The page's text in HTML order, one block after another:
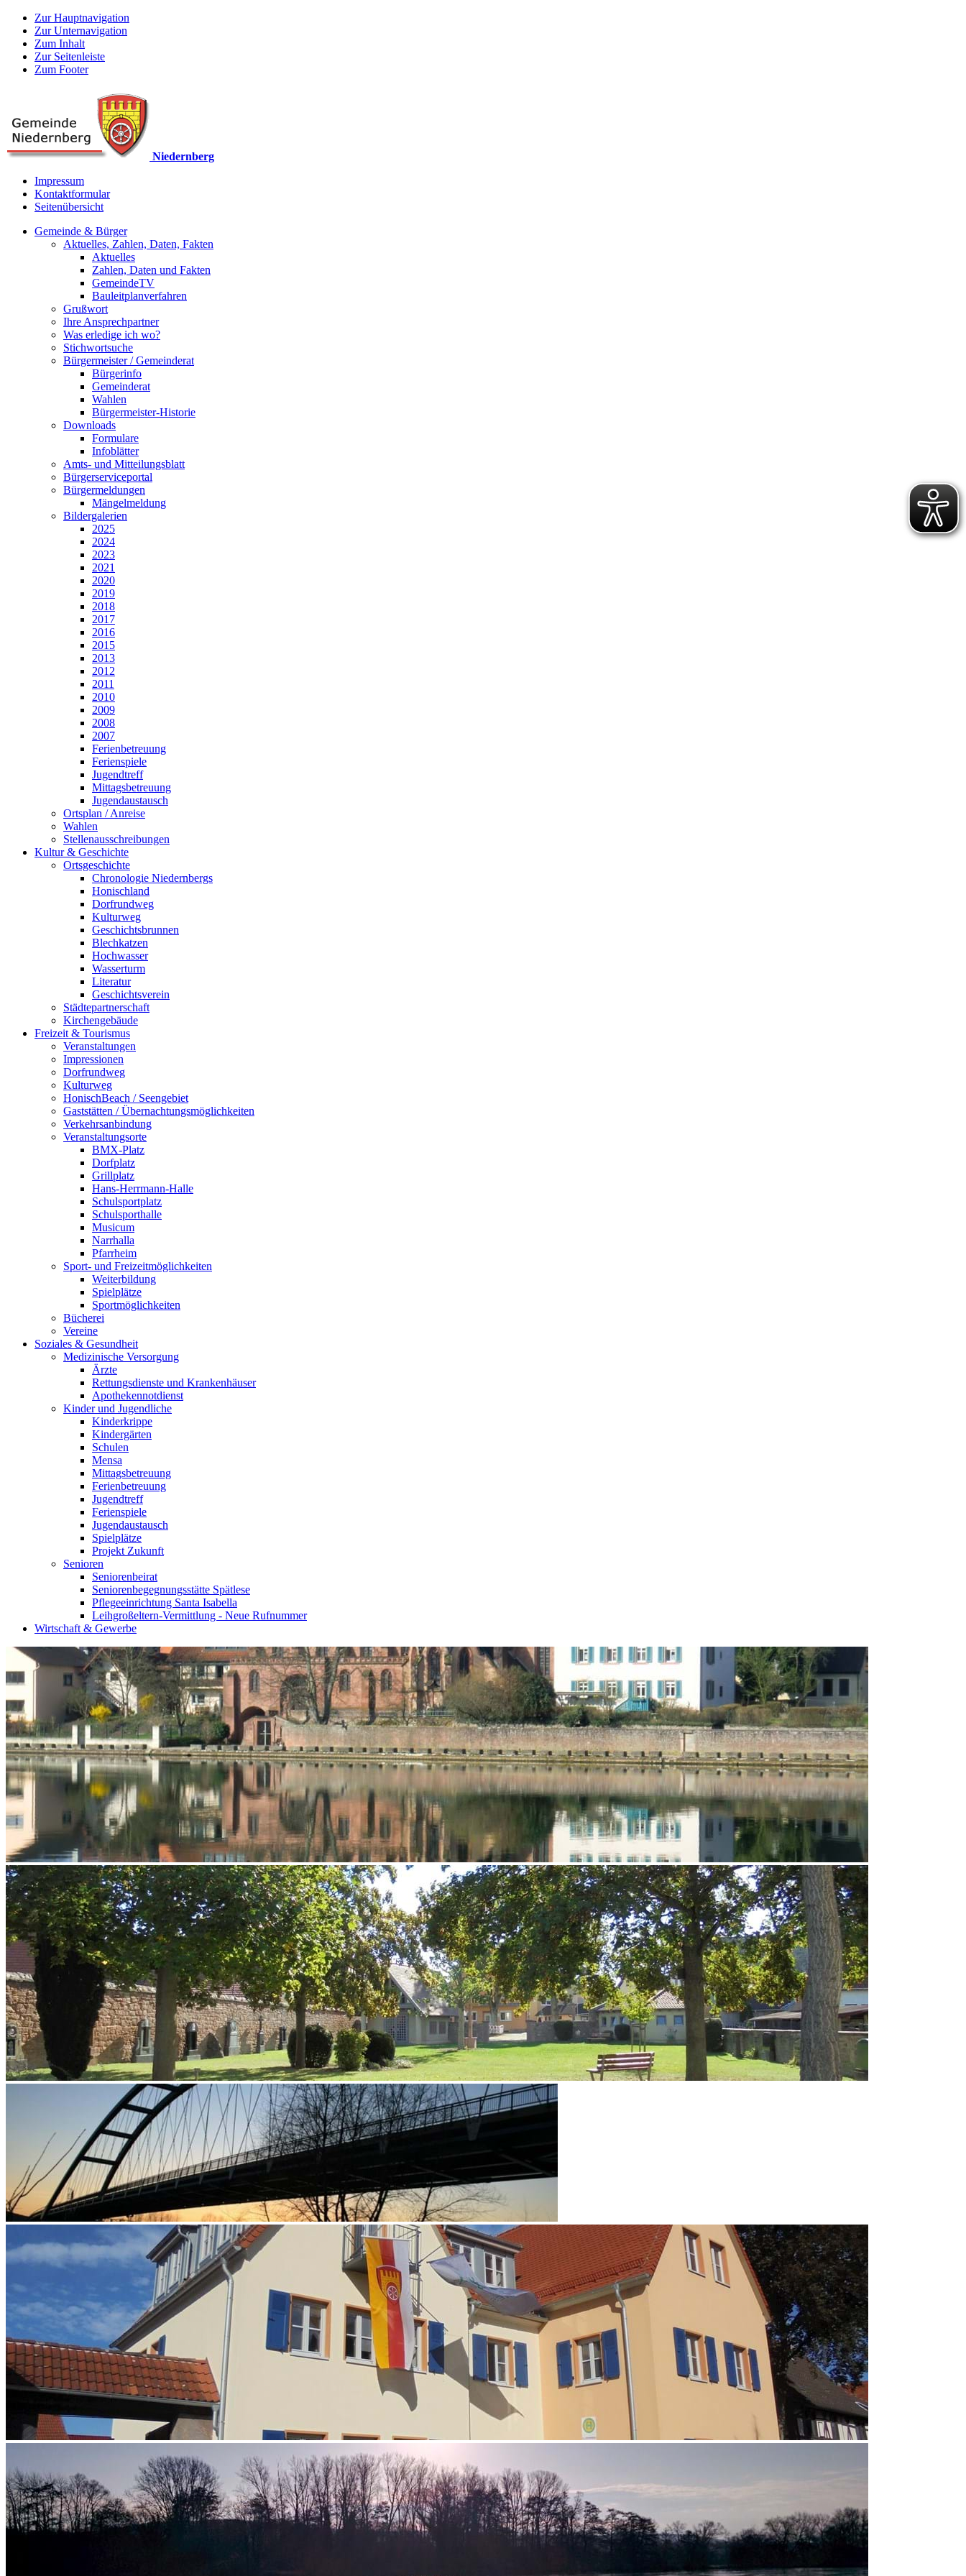
Zur Hauptnavigation
Zur Unternavigation
Zum Inhalt
Zur Seitenleiste
Zum Footer
Niedernberg
Impressum
Kontaktformular
Seitenübersicht
Gemeinde & Bürger
Aktuelles, Zahlen, Daten, Fakten
Aktuelles
Zahlen, Daten und Fakten
GemeindeTV
Bauleitplanverfahren
Grußwort
Ihre Ansprechpartner
Was erledige ich wo?
Stichwortsuche
Bürgermeister / Gemeinderat
Bürgerinfo
Gemeinderat
Wahlen
Bürgermeister-Historie
Downloads
Formulare
Infoblätter
Amts- und Mitteilungsblatt
Bürgerserviceportal
Bürgermeldungen
Mängelmeldung
Bildergalerien
2025
2024
2023
2021
2020
2019
2018
2017
2016
2015
2013
2012
2011
2010
2009
2008
2007
Ferienbetreuung
Ferienspiele
Jugendtreff
Mittagsbetreuung
Jugendaustausch
Ortsplan / Anreise
Wahlen
Stellenausschreibungen
Kultur & Geschichte
Ortsgeschichte
Chronologie Niedernbergs
Honischland
Dorfrundweg
Kulturweg
Geschichtsbrunnen
Blechkatzen
Hochwasser
Wasserturm
Literatur
Geschichtsverein
Städtepartnerschaft
Kirchengebäude
Freizeit & Tourismus
Veranstaltungen
Impressionen
Dorfrundweg
Kulturweg
HonischBeach / Seengebiet
Gaststätten / Übernachtungsmöglichkeiten
Verkehrsanbindung
Veranstaltungsorte
BMX-Platz
Dorfplatz
Grillplatz
Hans-Herrmann-Halle
Schulsportplatz
Schulsporthalle
Musicum
Narrhalla
Pfarrheim
Sport- und Freizeitmöglichkeiten
Weiterbildung
Spielplätze
Sportmöglichkeiten
Bücherei
Vereine
Soziales & Gesundheit
Medizinische Versorgung
Ärzte
Rettungsdienste und Krankenhäuser
Apothekennotdienst
Kinder und Jugendliche
Kinderkrippe
Kindergärten
Schulen
Mensa
Mittagsbetreuung
Ferienbetreuung
Jugendtreff
Ferienspiele
Jugendaustausch
Spielplätze
Projekt Zukunft
Senioren
Seniorenbeirat
Seniorenbegegnungsstätte Spätlese
Pflegeeinrichtung Santa Isabella
Leihgroßeltern-Vermittlung - Neue Rufnummer
Wirtschaft & Gewerbe